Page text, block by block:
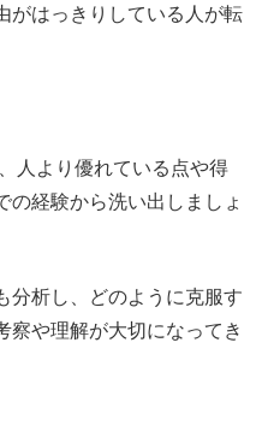
がはっきりしている人が転
人より優れている点や得
の経験から洗い出しましょ
分析し、どのように克服す
察や理解が大切になってき